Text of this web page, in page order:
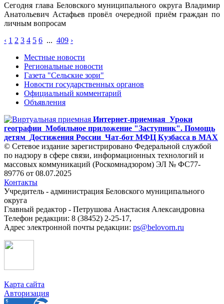
Сегодня глава Беловского муниципального округа Владимир
Анатольевич Астафьев провёл очередной приём граждан по
личным вопросам
‹ 1 2 3 4 5 6 ... 409 ›
Местные новости
Региональные новости
Газета "Сельские зори"
Новости государственных органов
Официальный комментарий
Объявления
Интернет-приемная Уроки
географии Мобильное приложение "Заступник". Помощь
детям Достижения России Чат-бот МФЦ Кузбасса в MAX
© Сетевое издание зарегистрировано Федеральной службой
по надзору в сфере связи, информационных технологий и
массовых коммуникаций (Роскомнадзором) ЭЛ № ФС77-
89776 от 08.07.2025
Контакты
Учредитель - администрация Беловского муниципального
округа
Главный редактор - Петрушова Анастасия Александровна
Телефон редакции: 8 (38452) 2-25-17,
Адрес электронной почты редакции: ps@belovorn.ru
Карта сайта
Авторизация